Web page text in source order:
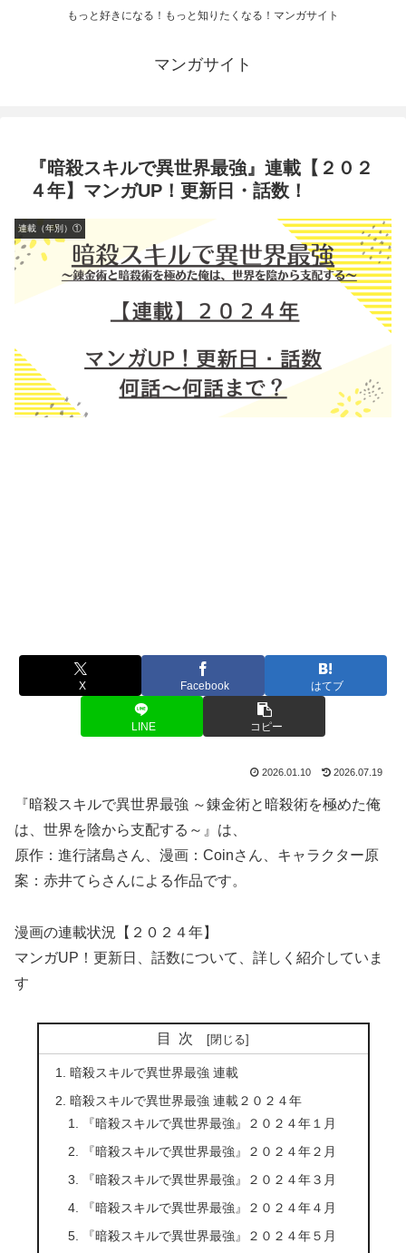
もっと好きになる！もっと知りたくなる！マンガサイト
マンガサイト
『暗殺スキルで異世界最強』連載【２０２
４年】マンガUP！更新日・話数！
連載（年別）①
X Facebook はてブ
LINE コピー
2026.01.10 2026.07.19
『暗殺スキルで異世界最強 ～錬金術と暗殺術を極めた俺
は、世界を陰から支配する～』は、
原作：進行諸島さん、漫画：Coinさん、キャラクター原
案：赤井てらさんによる作品です。
漫画の連載状況【２０２４年】
マンガUP！更新日、話数について、詳しく紹介していま
す
目次
暗殺スキルで異世界最強 連載
暗殺スキルで異世界最強 連載２０２４年
『暗殺スキルで異世界最強』２０２４年１月
『暗殺スキルで異世界最強』２０２４年２月
『暗殺スキルで異世界最強』２０２４年３月
『暗殺スキルで異世界最強』２０２４年４月
『暗殺スキルで異世界最強』２０２４年５月